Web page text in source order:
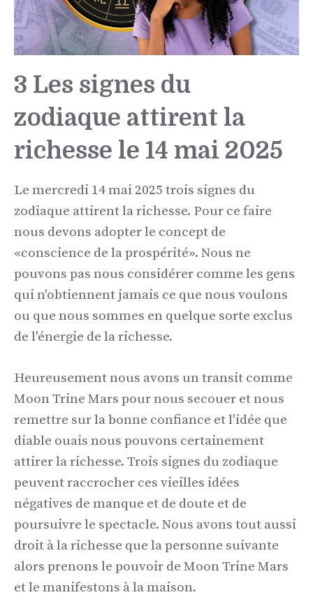
3 Les signes du
zodiaque attirent la
richesse le 14 mai 2025
Le mercredi 14 mai 2025 trois signes du
zodiaque attirent la richesse. Pour ce faire
nous devons adopter le concept de
«conscience de la prospérité». Nous ne
pouvons pas nous considérer comme les gens
qui n'obtiennent jamais ce que nous voulons
ou que nous sommes en quelque sorte exclus
de l'énergie de la richesse.
Heureusement nous avons un transit comme
Moon Trine Mars pour nous secouer et nous
remettre sur la bonne confiance et l'idée que
diable ouais nous pouvons certainement
attirer la richesse. Trois signes du zodiaque
peuvent raccrocher ces vieilles idées
négatives de manque et de doute et de
poursuivre le spectacle. Nous avons tout aussi
droit à la richesse que la personne suivante
alors prenons le pouvoir de Moon Trine Mars
et le manifestons à la maison.